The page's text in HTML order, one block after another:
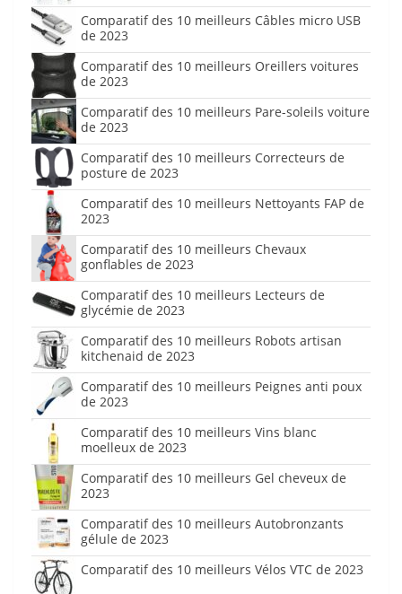
Comparatif des 10 meilleurs Câbles micro USB
de 2023
Comparatif des 10 meilleurs Oreillers voitures
de 2023
Comparatif des 10 meilleurs Pare-soleils voiture
de 2023
Comparatif des 10 meilleurs Correcteurs de
posture de 2023
Comparatif des 10 meilleurs Nettoyants FAP de
2023
Comparatif des 10 meilleurs Chevaux
gonflables de 2023
Comparatif des 10 meilleurs Lecteurs de
glycémie de 2023
Comparatif des 10 meilleurs Robots artisan
kitchenaid de 2023
Comparatif des 10 meilleurs Peignes anti poux
de 2023
Comparatif des 10 meilleurs Vins blanc
moelleux de 2023
Comparatif des 10 meilleurs Gel cheveux de
2023
Comparatif des 10 meilleurs Autobronzants
gélule de 2023
Comparatif des 10 meilleurs Vélos VTC de 2023